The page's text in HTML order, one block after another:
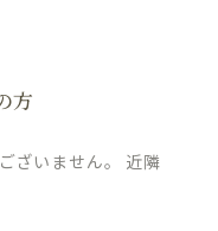
方
ざいません。 近隣